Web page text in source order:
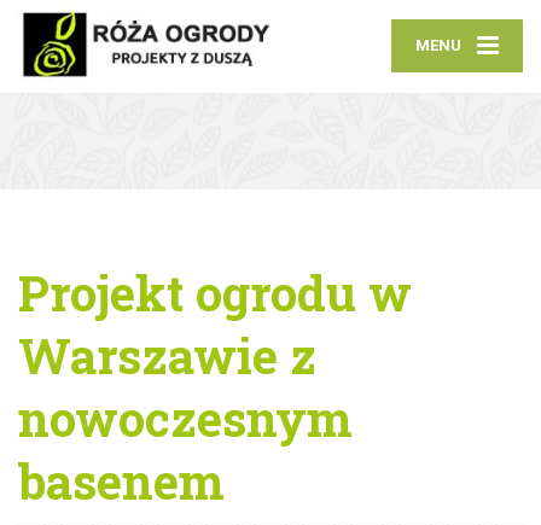
MENU
Projekt ogrodu w
Warszawie z
nowoczesnym
basenem